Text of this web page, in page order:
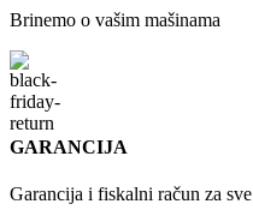
Brinemo o vašim mašinama
GARANCIJA
Garancija i fiskalni račun za sve